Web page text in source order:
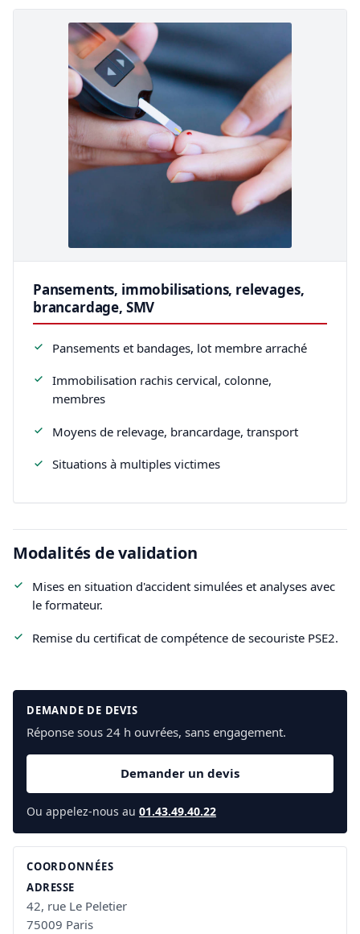
Pansements, immobilisations, relevages,
brancardage, SMV
Pansements et bandages, lot membre arraché
Immobilisation rachis cervical, colonne,
membres
Moyens de relevage, brancardage, transport
Situations à multiples victimes
Modalités de validation
Mises en situation d'accident simulées et analyses avec
le formateur.
Remise du certificat de compétence de secouriste PSE2.
DEMANDE DE DEVIS
Réponse sous 24 h ouvrées, sans engagement.
Demander un devis
Ou appelez-nous au 01.43.49.40.22
COORDONNÉES
ADRESSE
42, rue Le Peletier
75009 Paris